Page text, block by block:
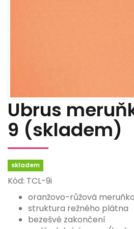
Ubrus
9 (skladem)
skladem
Kód: TCL-9i
oranžovo-růžová
struktura režného plátna
bezešvé zakončení